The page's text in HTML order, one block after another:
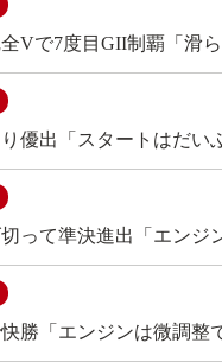
Vで7度目GII制覇「滑
優出「スタートはだい
って準決進出「エンジ
勝「エンジンは微調整